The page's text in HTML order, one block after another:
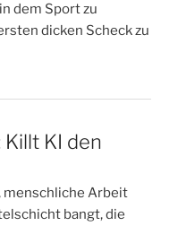
dem Sport zu
dicken Scheck zu
KI den
menschliche Arbeit
bangt, die